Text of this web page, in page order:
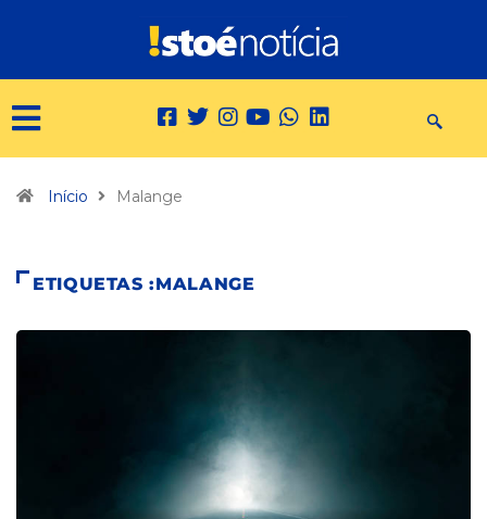
Início Malange
ETIQUETAS :MALANGE